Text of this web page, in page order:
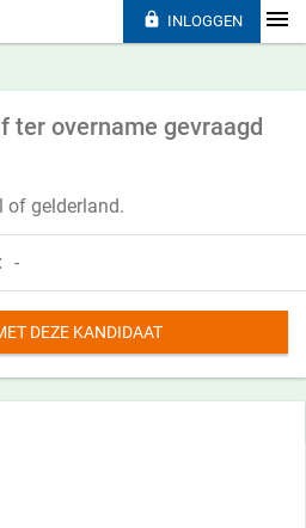
ter overname gevraagd
of gelderland.
-
DEZE KANDIDAAT
 INLOGGEN